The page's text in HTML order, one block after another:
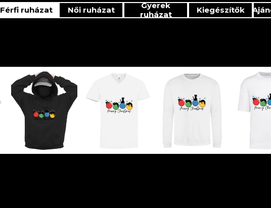
Férfi ruházat Női ruházat
Gyerek
ruházat
Kiegészítők